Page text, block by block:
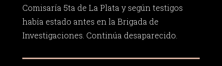
Comisaría 5ta de La Plata y según testigos
había estado antes en la Brigada de
Investigaciones. Continúa desaparecido.